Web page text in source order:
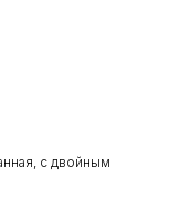
с двойным